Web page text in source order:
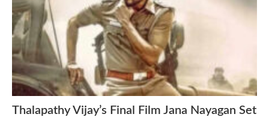
Thalapathy Vijay’s Final Film Jana Nayagan Set